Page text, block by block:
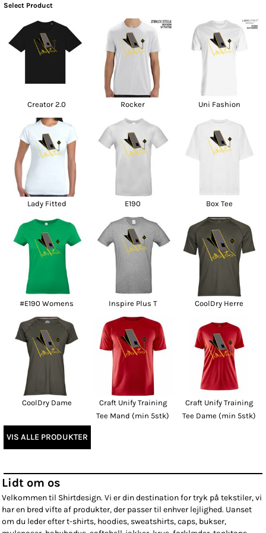
Select Product
Creator 2.0 Rocker Uni Fashion
Lady Fitted E190 Box Tee
#E190 Womens Inspire Plus T CoolDry Herre
CoolDry Dame
Craft Unify Training
Tee Mand (min 5stk)
Craft Unify Training
Tee Dame (min 5stk)
VIS ALLE PRODUKTER
Lidt om os
Velkommen til Shirtdesign. Vi er din destination for tryk på tekstiler, vi
har en bred vifte af produkter, der passer til enhver lejlighed. Uanset
om du leder efter t-shirts, hoodies, sweatshirts, caps, bukser,